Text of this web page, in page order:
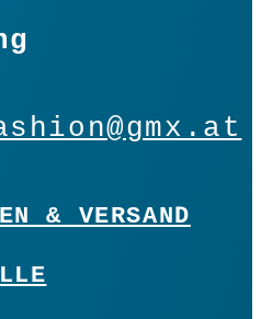
& VERSAND